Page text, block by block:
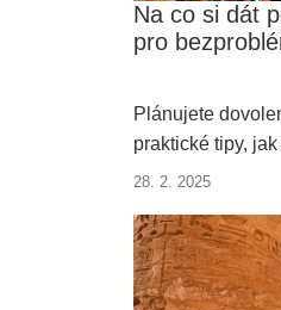
Na co si dát
pro
Plánujete
praktické tipy,
si dát pozor a co
jak si užít Egypt
28. 2. 2025